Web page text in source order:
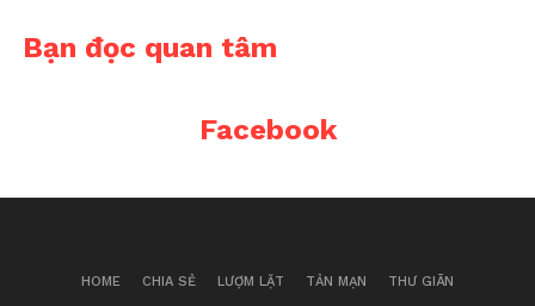
Bạn đọc quan tâm
Facebook
HOME CHIA SẺ LƯỢM LẶT TẢN MẠN THƯ GIÃN